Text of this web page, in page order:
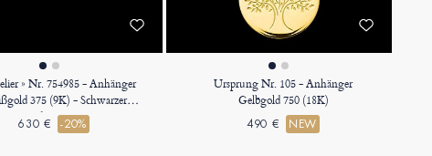
» Nr. 754985 - Anhänger
375 (9K) - Schwarzer
Rund 0.3 Karat - Fassung
Diamant - Kette Ankerkette
630 € -20%
Ursprung Nr. 105 - Anhänger
Gelbgold 750 (18K)
490 € NEW